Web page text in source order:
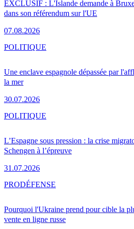
EXCLUSIF : L'Islande demande à
dans son référendum sur l'UE
07.08.2026
Une enclave espagnole dépassée par
la mer
30.07.2026
POLITIQUE
L’Espagne sous pression : la crise
Schengen à l’épreuve
31.07.2026
POLITIQUE
Pourquoi l'Ukraine prend pour cible la
vente en ligne russe
PRODÉFENSE